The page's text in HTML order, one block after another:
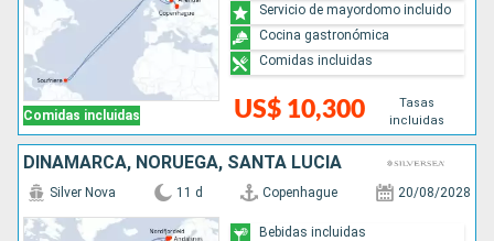
Comidas incluidas US$ 10,300
Tasas
incluidas
Servicio de mayordomo incluido
Cocina gastronómica
Comidas incluidas
DINAMARCA, NORUEGA, SANTA LUCIA
Silver Nova 11 d Copenhague 20/08/2028
Bebidas incluidas